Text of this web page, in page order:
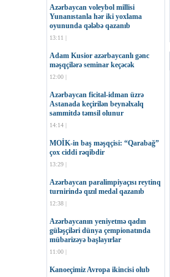
Azərbaycan voleybol millisi
Yunanıstanla hər iki yoxlama
oyununda qələbə qazanıb
13:11 |
Adam Kusior azərbaycanlı gənc
məşqçilərə seminar keçəcək
12:00 |
Azərbaycan ficital-idman üzrə
Astanada keçirilən beynəlxalq
sammitdə təmsil olunur
14:14 |
MOİK-in baş məşqçisi: “Qarabağ”
çox ciddi rəqibdir
13:29 |
Azərbaycan paralimpiyaçısı reytinq
turnirində qızıl medal qazanıb
12:38 |
Azərbaycanın yeniyetmə qadın
güləşçiləri dünya çempionatında
mübarizəyə başlayırlar
11:00 |
Kanoeçimiz Avropa ikincisi olub